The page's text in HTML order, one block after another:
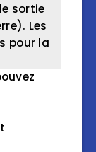
sortie
Les
pour la